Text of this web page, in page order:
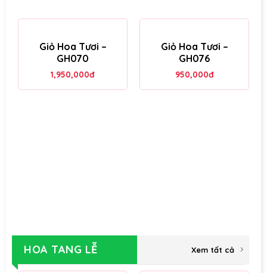
Giỏ Hoa Tươi –
GH070
1,950,000đ
Giỏ Hoa Tươi –
GH076
950,000đ
HOA TANG LỄ Xem tất cả